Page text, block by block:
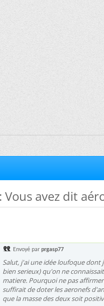
Vous avez dit
Envoyé par prgasp77
Salut, j'ai une idée loufoque dont
bien serieux) qu'on ne
matiere. Pourquoi ne pas
suffirait de doter les aeronefs
que la masse des deux soit